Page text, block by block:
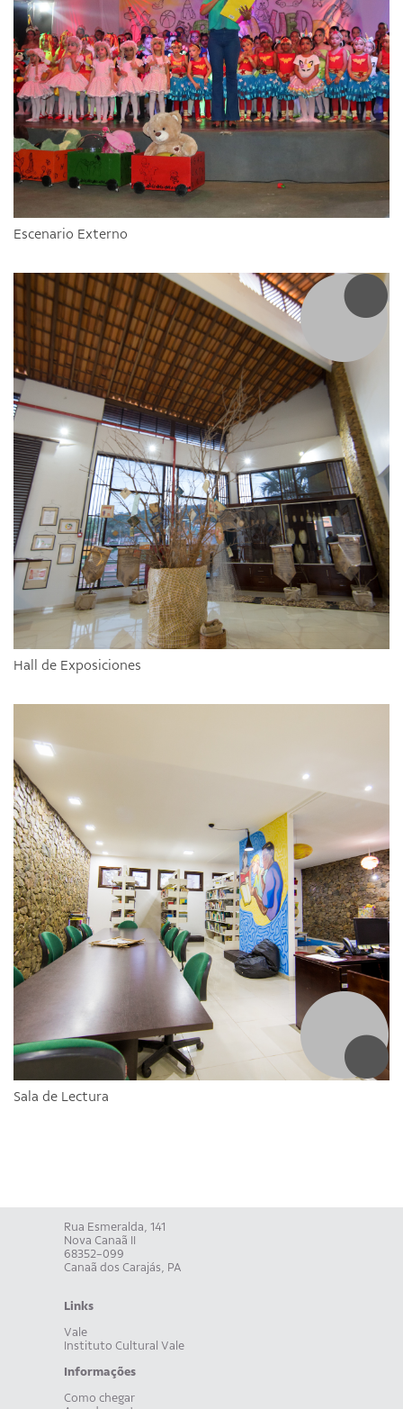
Escenario Externo
Hall de Exposiciones
Sala de Lectura
Rua Esmeralda, 141
Nova Canaã II
68352-099
Canaã dos Carajás, PA
Links
Vale
Instituto Cultural Vale
Informações
Como chegar